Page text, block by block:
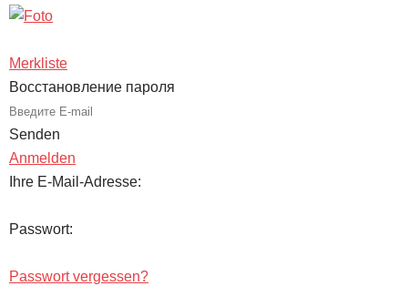
Merkliste
Восстановление пароля
Senden
Anmelden
Ihre E-Mail-Adresse:
Passwort:
Passwort vergessen?